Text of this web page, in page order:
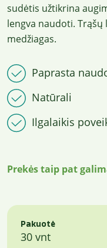
sudėtis užtikrina
lengva naudoti.
medžiagas.
Paprasta
Natūrali
Ilgalaikis
Prekės taip pat
Pakuotė
30 vnt